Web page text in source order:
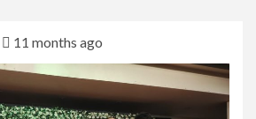
11 months ago